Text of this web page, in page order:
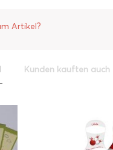
Artikel?
Kunden kauften auch